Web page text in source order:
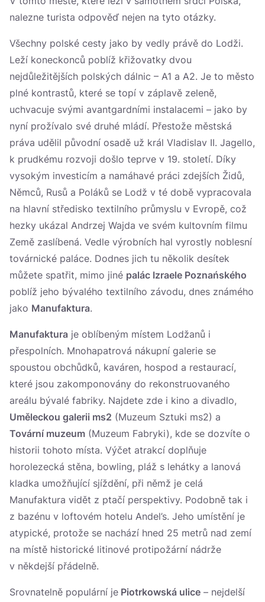
nalezne turista odpověď nejen na tyto otázky.
Všechny polské cesty jako by vedly právě do Lodži.
Leží koneckonců poblíž křižovatky dvou
nejdůležitějších polských dálnic – A1 a A2. Je to město
plné kontrastů, které se topí v záplavě zeleně,
uchvacuje svými avantgardními instalacemi – jako by
nyní prožívalo své druhé mládí. Přestože městská
práva udělil původní osadě už král Vladislav II. Jagello,
k prudkému rozvoji došlo teprve v 19. století. Díky
vysokým investicím a namáhavé práci zdejších Židů,
Němců, Rusů a Poláků se Lodž v té době vypracovala
na hlavní středisko textilního průmyslu v Evropě, což
hezky ukázal Andrzej Wajda ve svém kultovním filmu
Země zaslíbená. Vedle výrobních hal vyrostly noblesní
továrnické paláce. Dodnes jich tu několik desítek
můžete spatřit, mimo jiné palác Izraele Poznańského
poblíž jeho bývalého textilního závodu, dnes známého
jako Manufaktura.
Manufaktura je oblíbeným místem Lodžanů i
přespolních. Mnohapatrová nákupní galerie se
spoustou obchůdků, kaváren, hospod a restaurací,
které jsou zakomponovány do rekonstruovaného
areálu bývalé fabriky. Najdete zde i kino a divadlo,
Uměleckou galerii ms2 (Muzeum Sztuki ms2) a
Tovární muzeum (Muzeum Fabryki), kde se dozvíte o
historii tohoto místa. Výčet atrakcí doplňuje
horolezecká stěna, bowling, pláž s lehátky a lanová
kladka umožňující sjíždění, při němž je celá
Manufaktura vidět z ptačí perspektivy. Podobně tak i
z bazénu v loftovém hotelu Andel’s. Jeho umístění je
atypické, protože se nachází hned 25 metrů nad zemí
na místě historické litinové protipožární nádrže
v někdejší přádelně.
Srovnatelně populární je Piotrkowská ulice – nejdelší